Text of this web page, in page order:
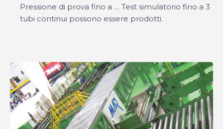
Pressione di prova fino a … Test simulatorio fino a 3
tubi continui possono essere prodotti.